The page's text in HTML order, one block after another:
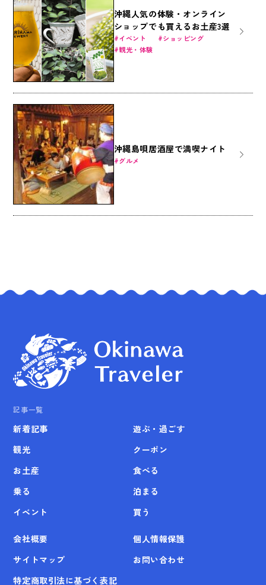
沖縄人気の体験・オンライン
ショップでも買えるお土産3選
イベント
ショッピング
観光・体験
沖縄島唄居酒屋で満喫ナイト
グルメ
記事一覧
新着記事
観光
お土産
乗る
イベント
遊ぶ・過ごす
クーポン
食べる
泊まる
買う
会社概要
個人情報保護
サイトマップ
お問い合わせ
特定商取引法に基づく表記